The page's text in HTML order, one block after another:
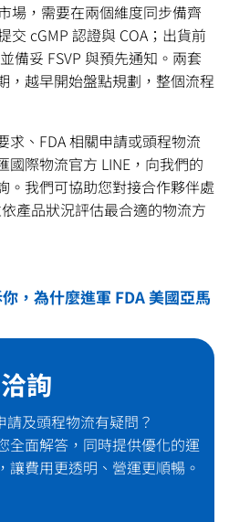
場，需要在兩個維度同步備齊
交 cGMP 認證與 COA；出貨前
備妥 FSVP 與預先通知。兩套
，越早開始盤點規劃，整個流程
求、FDA 相關申請或頭程物流
國際物流官方 LINE，向我們的
。我們可協助您對接合作夥伴處
產品狀況評估最合適的物流方
，為什麼進軍 FDA 美國亞馬
詢
及頭程物流有疑問？
全面解答，同時提供優化的運
讓費用更透明、營運更順暢。